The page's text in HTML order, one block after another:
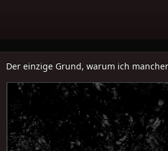
Der einzige Grund, warum ich